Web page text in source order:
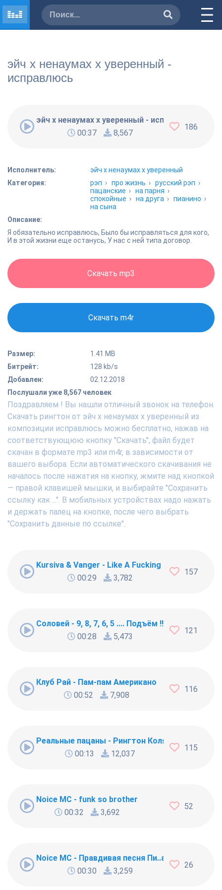
эйч x ненаумах х уверенный -
исправлюсь
эйч x ненаумах х уверенный - исправлюсь
00:37
8,567
186
Исполнитель:
эйч x ненаумах х уверенный
Категория:
рэп ›про жизнь ›русский рэп ›
пацанские ›на парня ›
спокойные ›на друга ›пианино ›
на сына
Описание:
Я обязательно исправлюсь, Было бы исправляться для кого,
И в этой жизни еще останусь, У нас с ней типа договор.
Скачать mp3
Скачать m4r
Размер:
1.41 MB
Битрейт:
128 kb/s
Добавлен:
02.12.2018
Послушали уже 8,567 человек
Поздравляем ! Вы нашли отличный звонок на телефон.
Скачать рингтон от эйч x ненаумах х уверенный из
композиции исправлюсь можно бесплатно, нажав на
соответствующюю кнопку "Скачать", файл будет
скачан в формате mp3 или m4r, в зависимости от
вашего выбора. Если автоматического скачивания не
началось после нажатия на кнопку, жмите над кнопкой
— правой клавишей мышки, и выбирайте "Сохранить
ссылку как ...". В мобильных устройствах надо нажать
и держать палец на кнопке, после чего выбрать
"Сохранить данные по ссылке".
Kursiva & Vanger - Like A Fucking Newbie
00:29
3,782
157
Соловей - 9, 8, 7, 6, 5 .... Подъём !!!
00:28
5,473
121
Клуб Рай - Пам-пам Американо
00:52
7,908
116
Реальные пацаны - Рингтон Коляна
00:13
12,037
115
Noice MC - funk so brother
00:32
3,692
52
Noice MC - Правдивая песня Пи..абола
00:30
3,259
26